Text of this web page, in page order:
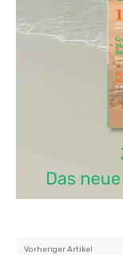
Vorheriger Artikel